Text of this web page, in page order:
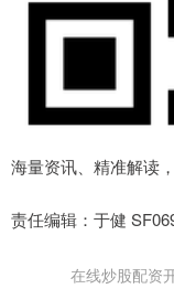
海量资讯、精准解读
责任编辑：于健
在线炒股配资